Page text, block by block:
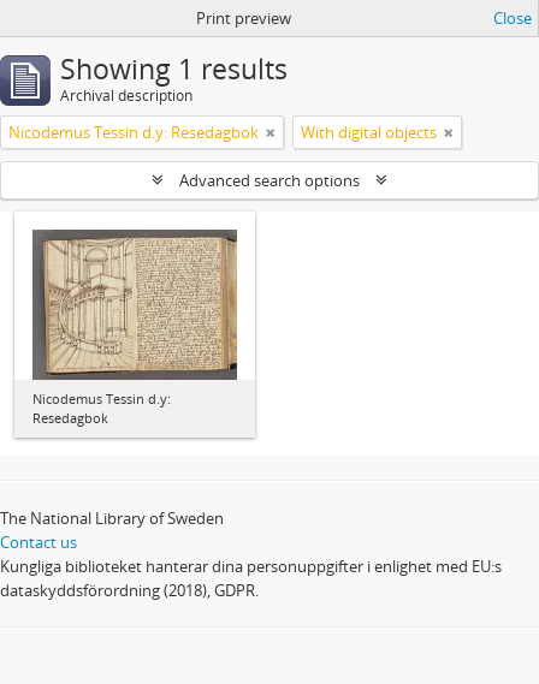
Print preview Close
Showing 1 results
Archival description
Nicodemus Tessin d.y: Resedagbok With digital objects
Advanced search options
Nicodemus Tessin d.y:
Resedagbok
The National Library of Sweden
Contact us
Kungliga biblioteket hanterar dina personuppgifter i enlighet med EU:s
dataskyddsförordning (2018), GDPR.